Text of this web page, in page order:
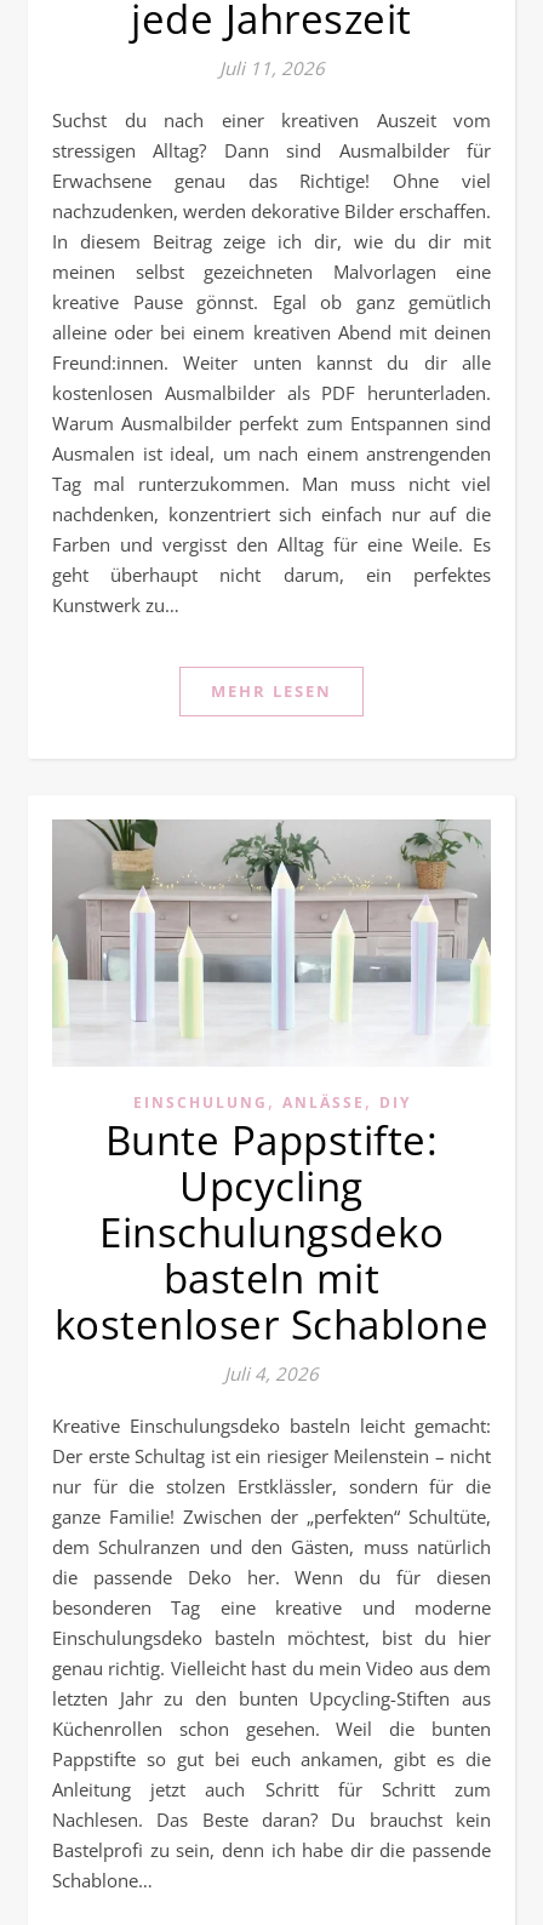
jede Jahreszeit
Juli 11, 2026
Suchst du nach einer kreativen Auszeit vom
stressigen Alltag? Dann sind Ausmalbilder für
Erwachsene genau das Richtige! Ohne viel
nachzudenken, werden dekorative Bilder erschaffen.
In diesem Beitrag zeige ich dir, wie du dir mit
meinen selbst gezeichneten Malvorlagen eine
kreative Pause gönnst. Egal ob ganz gemütlich
alleine oder bei einem kreativen Abend mit deinen
Freund:innen. Weiter unten kannst du dir alle
kostenlosen Ausmalbilder als PDF herunterladen.
Warum Ausmalbilder perfekt zum Entspannen sind
Ausmalen ist ideal, um nach einem anstrengenden
Tag mal runterzukommen. Man muss nicht viel
nachdenken, konzentriert sich einfach nur auf die
Farben und vergisst den Alltag für eine Weile. Es
geht überhaupt nicht darum, ein perfektes
Kunstwerk zu…
MEHR LESEN
EINSCHULUNG , ANLÄSSE , DIY
Bunte Pappstifte:
Upcycling
Einschulungsdeko
basteln mit
kostenloser Schablone
Juli 4, 2026
Kreative Einschulungsdeko basteln leicht gemacht:
Der erste Schultag ist ein riesiger Meilenstein – nicht
nur für die stolzen Erstklässler, sondern für die
ganze Familie! Zwischen der „perfekten“ Schultüte,
dem Schulranzen und den Gästen, muss natürlich
die passende Deko her. Wenn du für diesen
besonderen Tag eine kreative und moderne
Einschulungsdeko basteln möchtest, bist du hier
genau richtig. Vielleicht hast du mein Video aus dem
letzten Jahr zu den bunten Upcycling-Stiften aus
Küchenrollen schon gesehen. Weil die bunten
Pappstifte so gut bei euch ankamen, gibt es die
Anleitung jetzt auch Schritt für Schritt zum
Nachlesen. Das Beste daran? Du brauchst kein
Bastelprofi zu sein, denn ich habe dir die passende
Schablone…